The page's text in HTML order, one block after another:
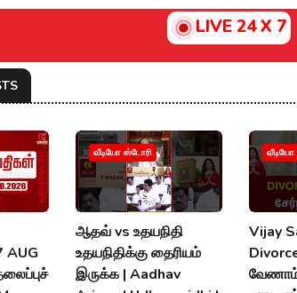
LIVE 24 X 7
AUG
வீடியோ ஸ்டோரி
ஆதவ் vs உதயநிதி
உதயநிதிக்கு தைரியம்
இருக்க | Aadhav
Vijay